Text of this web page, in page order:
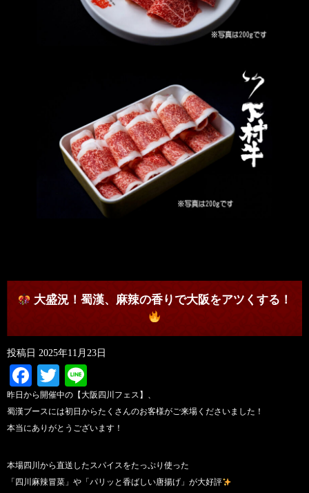
大盛況！蜀漢、麻辣の香りで大阪をアツくする！
投稿日 2025年11月23日
Facebook
Twitter
昨日から開催中の【大阪四川フェス】、
蜀漢ブースには初日からたくさんのお客様がご来場くださいました！
本当にありがとうございます！
本場四川から直送したスパイスをたっぷり使った
「四川麻辣冒菜」や「パリッと香ばしい唐揚げ」が大好評